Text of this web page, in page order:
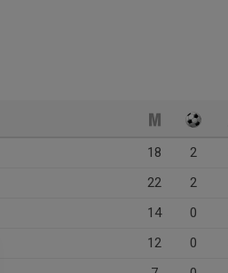
18 2
22 2
14 0
12 0